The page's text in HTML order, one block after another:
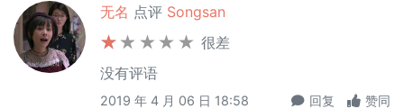
无名 点评 Songsan
很差
没有评语
2019 年 4 月 06 日 18:58 回复 赞同